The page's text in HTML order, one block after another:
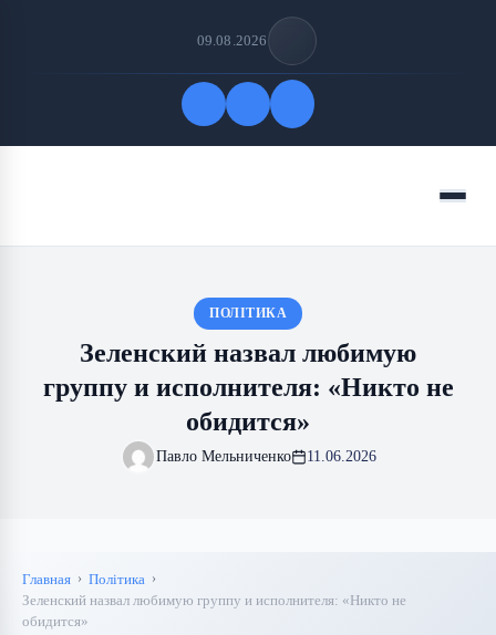
09.08.2026
Меню
ПОЛІТИКА
Зеленский назвал любимую
группу и исполнителя: «Никто не
обидится»
Павло Мельниченко 11.06.2026
Главная
Політика
Зеленский назвал любимую группу и исполнителя: «Никто не
обидится»